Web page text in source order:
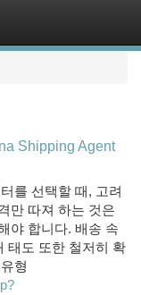
Shipping Agent
를 선택할 때, 고려
만 따져 하는 것은
야 합니다. 배송 속
태도 또한 철저히 확
형